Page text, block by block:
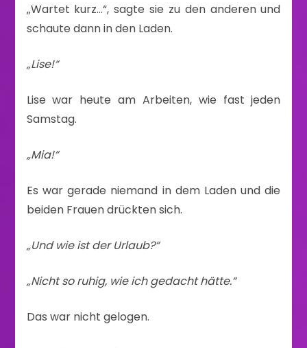
„Wartet kurz…“, sagte sie zu den anderen und
schaute dann in den Laden.
„Lise!“
Lise war heute am Arbeiten, wie fast jeden
Samstag.
„Mia!“
Es war gerade niemand in dem Laden und die
beiden Frauen drückten sich.
„Und wie ist der Urlaub?“
„Nicht so ruhig, wie ich gedacht hätte.“
Das war nicht gelogen.